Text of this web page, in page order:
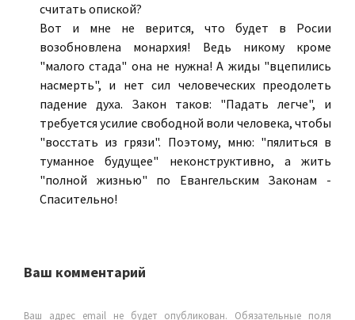
считать опиской?
Вот и мне не верится, что будет в Росии
возобновлена монархия! Ведь никому кроме
"малого стада" она не нужна! А жиды "вцепились
насмерть", и нет сил человеческих преодолеть
падение духа. Закон таков: "Падать легче", и
требуется усилие свободной воли человека, чтобы
"восстать из грязи". Поэтому, мню: "пялиться в
туманное будущее" неконструктивно, а жить
"полной жизнью" по Евангельским Законам -
Спасительно!
Ваш комментарий
Ваш адрес email не будет опубликован.
Обязательные поля